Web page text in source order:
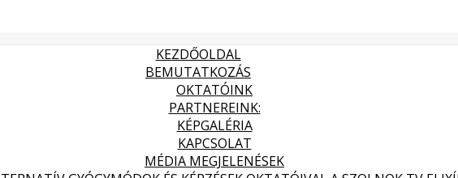
KEZDŐOLDAL
BEMUTATKOZÁS
OKTATÓINK
PARTNEREINK:
KÉPGALÉRIA
KAPCSOLAT
MÉDIA MEGJELENÉSEK